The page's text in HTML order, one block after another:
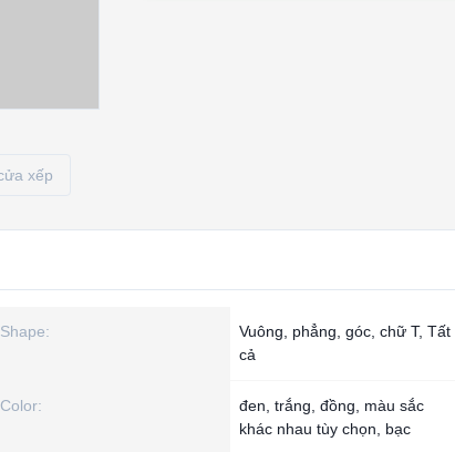
xếp
Shape:
Vuông, phẳng, góc, chữ T, Tất
cả
Color:
đen, trắng, đồng, màu sắc
khác nhau tùy chọn, bạc